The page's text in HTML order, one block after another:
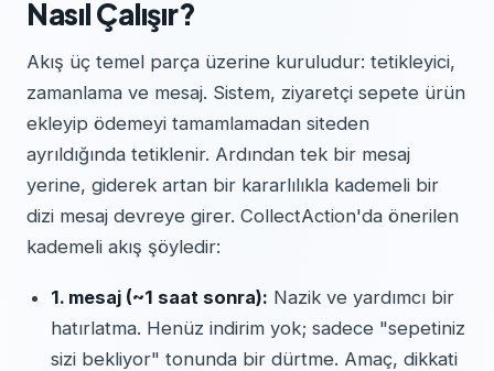
Nasıl Çalışır?
Akış üç temel parça üzerine kuruludur: tetikleyici,
zamanlama ve mesaj. Sistem, ziyaretçi sepete ürün
ekleyip ödemeyi tamamlamadan siteden
ayrıldığında tetiklenir. Ardından tek bir mesaj
yerine, giderek artan bir kararlılıkla kademeli bir
dizi mesaj devreye girer. CollectAction'da önerilen
kademeli akış şöyledir:
1. mesaj (~1 saat sonra): Nazik ve yardımcı bir
hatırlatma. Henüz indirim yok; sadece "sepetiniz
sizi bekliyor" tonunda bir dürtme. Amaç, dikkati